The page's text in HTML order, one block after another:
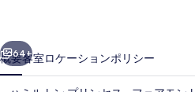
ン
セ
次へ
64+
概要客室ロケーションポリシー